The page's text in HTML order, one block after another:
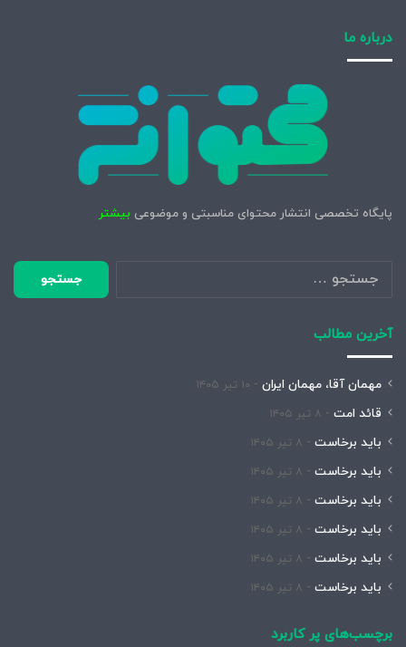
درباره ما
پایگاه تخصصی انتشار محتوای مناسبتی و موضوعی بیشتر
جستجو
برای:
آخرین مطالب
مهمان آقا، مهمان ایران ۱۰ تیر ۱۴۰۵
قائد امت ۸ تیر ۱۴۰۵
باید برخاست ۸ تیر ۱۴۰۵
باید برخاست ۸ تیر ۱۴۰۵
باید برخاست ۸ تیر ۱۴۰۵
باید برخاست ۸ تیر ۱۴۰۵
باید برخاست ۸ تیر ۱۴۰۵
باید برخاست ۸ تیر ۱۴۰۵
برچسب‌های پر کاربرد